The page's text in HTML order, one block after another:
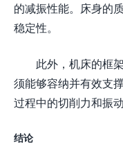
的减振性能。床身的
稳定性。
此外，机床的框
须能够容纳并有效支
过程中的切削力和振动
结论